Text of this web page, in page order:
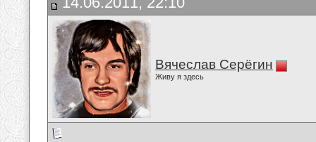
Вячеслав Серёгин
Живу я здесь